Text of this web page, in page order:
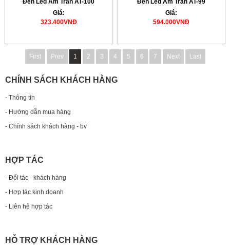
Đèn Led Âm Trần AT-100
Giá:
323.400VNĐ
Đèn Led Âm Trần AT-99
Giá:
594.000VNĐ
First Prev 1 2 3 4 5 6 7 Next Last
CHÍNH SÁCH KHÁCH HÀNG
- Thông tin
- Hướng dẫn mua hàng
- Chính sách khách hàng - bv
HỢP TÁC
- Đối tác - khách hàng
- Hợp tác kinh doanh
- Liên hệ hợp tác
HỖ TRỢ KHÁCH HÀNG